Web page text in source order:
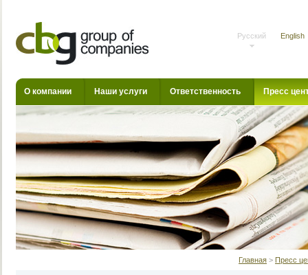
Русский English
О компании Наши услуги Ответственность Пресс
Главная > Пресс